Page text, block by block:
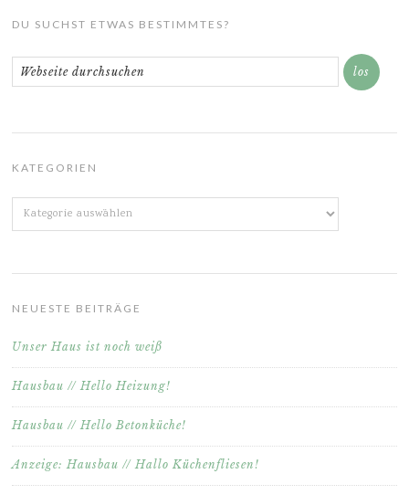
DU SUCHST ETWAS BESTIMMTES?
KATEGORIEN
Kategorien
NEUESTE BEITRÄGE
Unser Haus ist noch weiß
Hausbau // Hello Heizung!
Hausbau // Hello Betonküche!
Anzeige: Hausbau // Hallo Küchenfliesen!